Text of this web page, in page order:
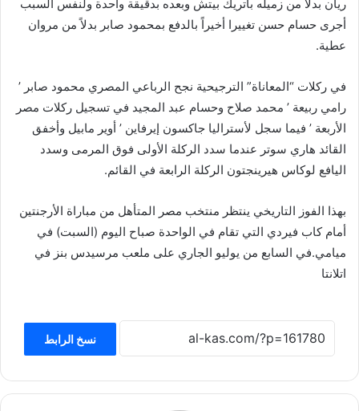
ريان بدلاً من زميله باتريك بيتش وبعده بدقيقة واحدة ولنفس السبب
أجرى حسام حسن تغييرا أخيراً بالدفع بمحمود صابر بدلاً من مروان
عطية.
في ركلات “المعاناة” الترجيحية نجح الرباعي المصري محمود صابر ’
رامي ربيعة ’ محمد صلاح وحسام عبد المجيد في تسجيل ركلات مصر
الأربعة ’ فيما سجل لأستراليا جاكسون إيرفاين ’ أوير مابيل وأخفق
القائد هاري سوتر عندما سدد الركلة الأولى فوق المرمى وسدد
اليافع لوكاس هيرينجتون الركلة الرابعة في القائم.
بهذا الفوز التاريخي ينتظر منتخب مصر المتأهل من مباراة الأرجنتين
أمام كاب فيردي التي تقام في الواحدة صباح اليوم (السبت) في
ميامي.في السابع من يوليو الجاري على ملعب مرسيدس بنز في
اتلانتا
نسخ الرابط